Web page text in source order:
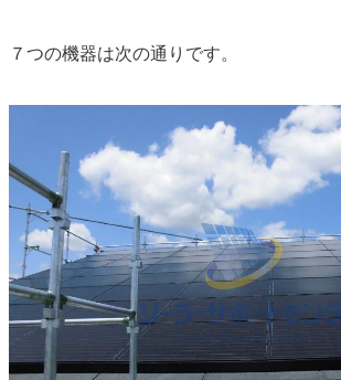
７つの機器は次の通りです。